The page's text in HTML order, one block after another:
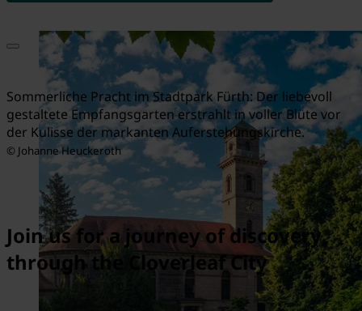
Sommerliche Pracht im Stadtpark Fürth: Der liebevoll
gestaltete Empfangsgarten erstrahlt in voller Blüte vor
der Kulisse der markanten Auferstehungskirche.
© Johanne Heuckeroth
Join us for a journey of discovery
through the Cloverleaf City